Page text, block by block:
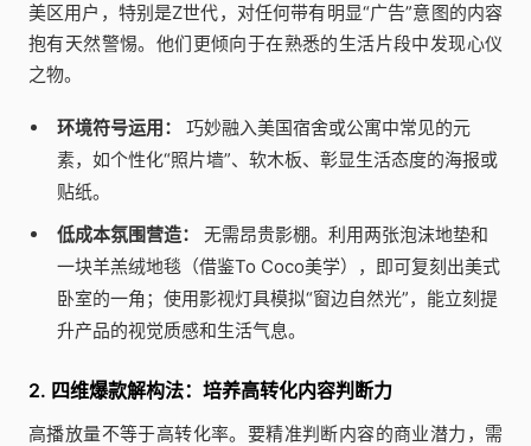
美区用户，特别是Z世代，对任何带有明显“广告”意图的内容
抱有天然警惕。他们更倾向于在熟悉的生活片段中发现心仪
之物。
环境符号运用：
巧妙融入美国宿舍或公寓中常见的元
素，如个性化“照片墙”、软木板、彰显生活态度的海报或
贴纸。
低成本氛围营造：
无需昂贵影棚。利用两张泡沫地垫和
一块羊羔绒地毯（借鉴To Coco美学），即可复刻出美式
卧室的一角；使用影视灯具模拟“窗边自然光”，能立刻提
升产品的视觉质感和生活气息。
2. 四维爆款解构法：培养高转化内容判断力
高播放量不等于高转化率。要精准判断内容的商业潜力，需